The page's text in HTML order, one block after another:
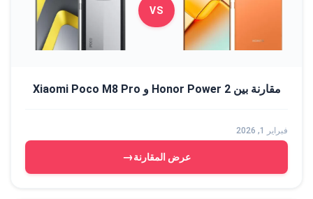
VS
مقارنة بين Honor Power 2 و Xiaomi Poco M8 Pro
فبراير 1, 2026
عرض المقارنة→